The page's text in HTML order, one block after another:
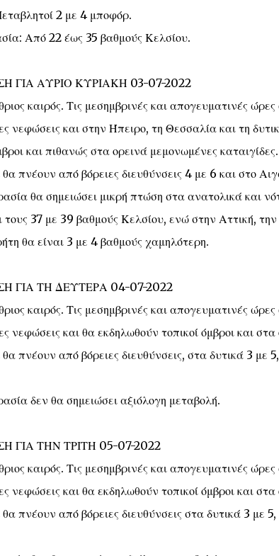
2 με 4 μποφόρ.
Από 22 έως 35 βαθμούς Κελσίου.
ΓΙΑ ΑΥΡΙΟ ΚΥΡΙΑΚΗ 03-07-2022
καιρός. Τις μεσημβρινές και απογευματινές
νεφώσεις και στην Ήπειρο, τη Θεσσαλία και τη
και πιθανώς στα ορεινά μεμονωμένες καταιγίδες.
πνέουν από βόρειες διευθύνσεις 4 με 6 και στο
θα σημειώσει μικρή πτώση στα ανατολικά και
τους 37 με 39 βαθμούς Κελσίου, ενώ στην Αττική,
θα είναι 3 με 4 βαθμούς χαμηλότερη.
ΓΙΑ ΤΗ ΔΕΥΤΕΡΑ 04-07-2022
καιρός. Τις μεσημβρινές και απογευματινές
νεφώσεις και θα εκδηλωθούν τοπικοί όμβροι και
πνέουν από βόρειες διευθύνσεις, στα δυτικά 3 με
δεν θα σημειώσει αξιόλογη μεταβολή.
ΓΙΑ ΤΗΝ ΤΡΙΤΗ 05-07-2022
καιρός. Τις μεσημβρινές και απογευματινές
νεφώσεις και θα εκδηλωθούν τοπικοί όμβροι και
πνέουν από βόρειες διευθύνσεις στα δυτικά 3 με